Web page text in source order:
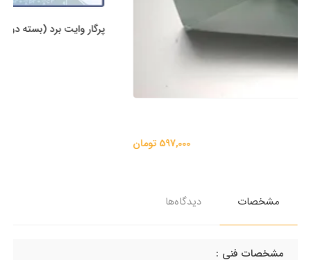
پرگار وایت برد (بسته دو عددی)
مشخصات دیدگاه‌ها
مشخصات فنی :